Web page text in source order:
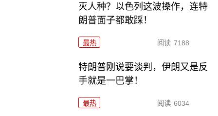
灭人种？以色列这波操作，连特
朗普面子都敢踩！
最热 阅读 7188
特朗普刚说要谈判，伊朗又是反
手就是一巴掌！
最热 阅读 6034